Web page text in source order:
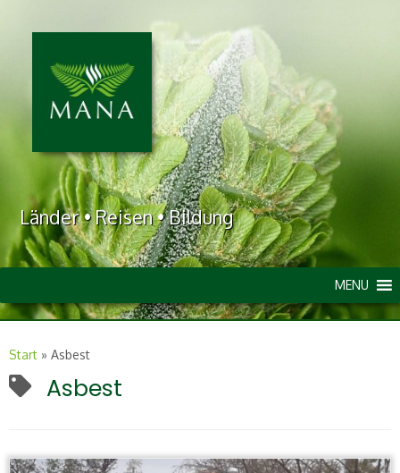
Länder • Reisen • Bildung
MENU
Start » Asbest
Asbest